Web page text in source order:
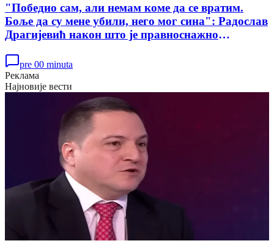
"Победио сам, али немам коме да се вратим.
Боље да су мене убили, него мог сина": Радослав
Драгијевић након што је правноснажно
pre 00 minuta
Реклама
Најновије вести